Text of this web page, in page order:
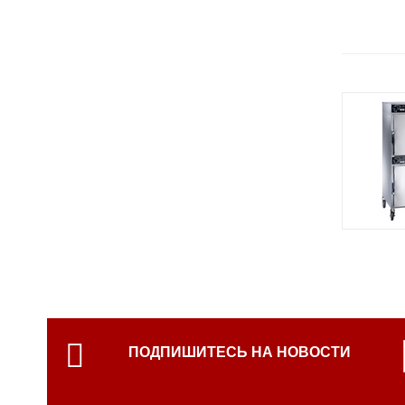
ПОДПИШИТЕСЬ НА НОВОСТИ